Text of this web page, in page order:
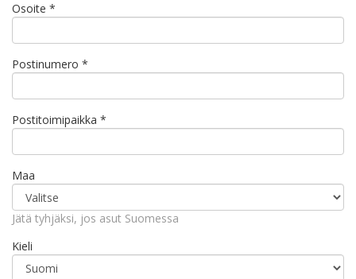
Osoite *
Postinumero *
Postitoimipaikka *
Maa
Jätä tyhjäksi, jos asut Suomessa
Kieli